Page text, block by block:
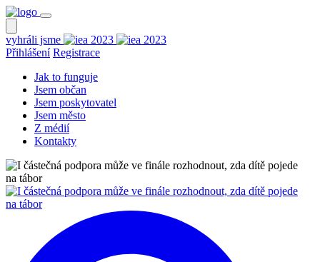
vyhráli jsme
Přihlášení Registrace
Jak to funguje
Jsem občan
Jsem poskytovatel
Jsem město
Z médií
Kontakty